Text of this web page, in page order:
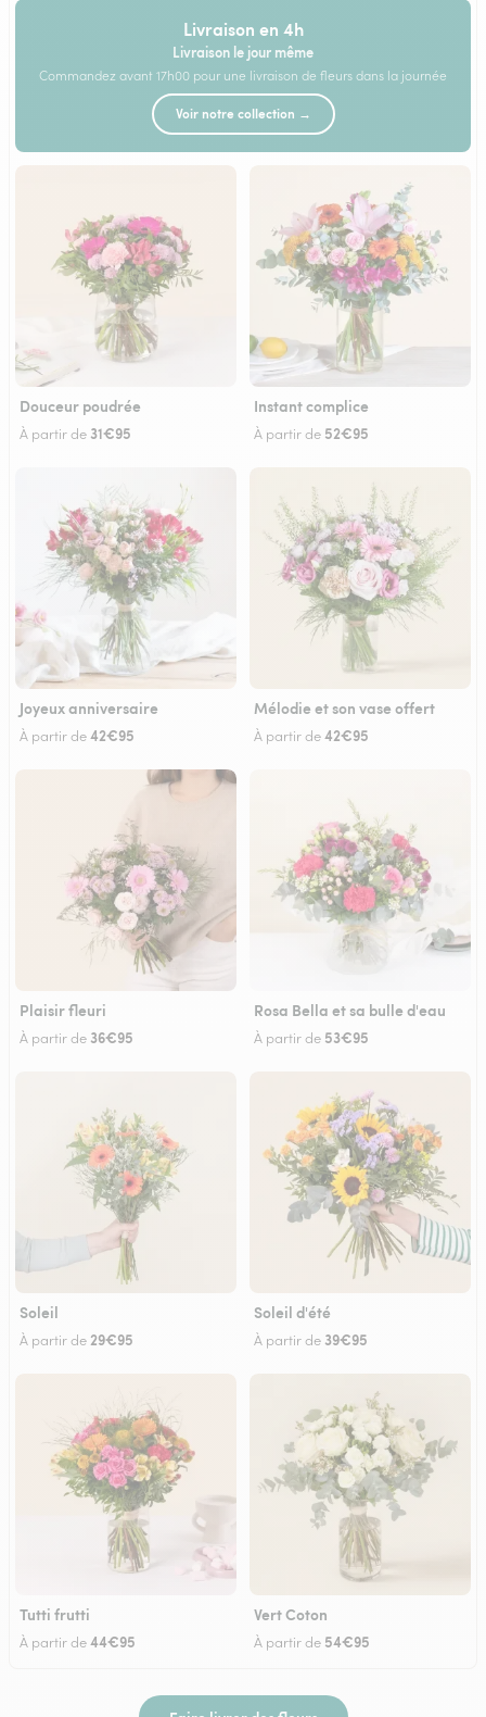
Livraison en 4h
Livraison le jour même
Commandez avant 17h00 pour une livraison de fleurs dans la journée
Voir notre collection →
Douceur poudrée
À partir de 31€95
Instant complice
À partir de 52€95
Joyeux anniversaire
À partir de42€95
Mélodie et son vase offert
À partir de42€95
Plaisir fleuri
À partir de 36€95
Rosa Bella et sa bulle d'eau
À partir de 53€95
Soleil
À partir de29€95
Soleil d'été
À partir de 39€95
Tutti frutti
À partir de44€95
Vert Coton
À partir de 54€95